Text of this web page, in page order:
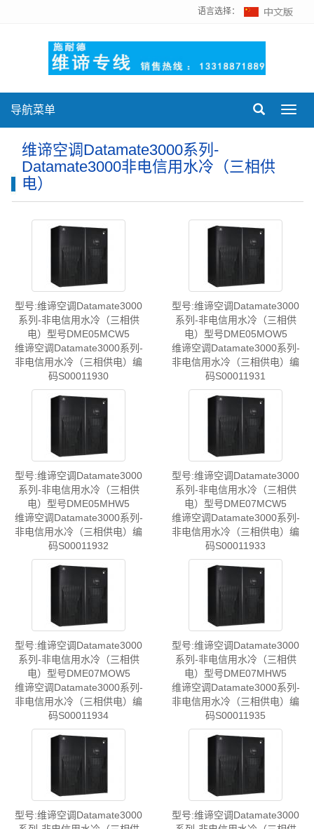
语言选择：
导航菜单
维谛空调Datamate3000系列-
Datamate3000非电信用水冷（三相供
电）
型号:维谛空调Datamate3000
系列-非电信用水冷（三相供
电）型号DME05MCW5
维谛空调Datamate3000系列-
非电信用水冷（三相供电）编
码S00011930
型号:维谛空调Datamate3000
系列-非电信用水冷（三相供
电）型号DME05MOW5
维谛空调Datamate3000系列-
非电信用水冷（三相供电）编
码S00011931
型号:维谛空调Datamate3000
系列-非电信用水冷（三相供
电）型号DME05MHW5
维谛空调Datamate3000系列-
非电信用水冷（三相供电）编
码S00011932
型号:维谛空调Datamate3000
系列-非电信用水冷（三相供
电）型号DME07MCW5
维谛空调Datamate3000系列-
非电信用水冷（三相供电）编
码S00011933
型号:维谛空调Datamate3000
系列-非电信用水冷（三相供
电）型号DME07MOW5
维谛空调Datamate3000系列-
非电信用水冷（三相供电）编
码S00011934
型号:维谛空调Datamate3000
系列-非电信用水冷（三相供
电）型号DME07MHW5
维谛空调Datamate3000系列-
非电信用水冷（三相供电）编
码S00011935
型号:维谛空调Datamate3000
型号:维谛空调Datamate3000